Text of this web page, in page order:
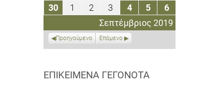
Σεπτέμβριος 2019
Σεπτεμβρίου
2019
Σεπτεμβρίου
2019
Σεπτεμβρίου
2019
Σεπτεμβρίου
2019
Σεπτεμβρίου
2019
Σεπτεμβρίου
20192019
3030
Σεπτεμβρίου
1
Οκτωβρίου
2
Οκτωβρίου
2019
3
Οκτωβρίου
2019
44
Οκτωβρίου
2019
55
Οκτωβρίου
2019
66
Οκτωβρίου
2019
Προηγούμενο Επόμενο
ΕΠΙΚΕΊΜΕΝΑ ΓΕΓΟΝΌΤΑ